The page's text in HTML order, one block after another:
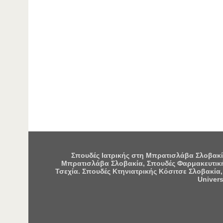
Σπουδές Ιατρικής στη Μπρατισλάβα
Μπρατισλάβα Σλοβακία, Σπουδές
Τσεχία. Σπουδές Κτηνιατρικής Κόσιτσε